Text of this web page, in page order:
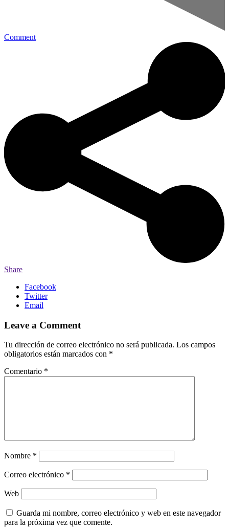
Comment
Share
Facebook
Twitter
Email
Leave a Comment
Tu dirección de correo electrónico no será publicada. Los campos
obligatorios están marcados con *
Comentario *
Nombre *
Correo electrónico *
Web
Guarda mi nombre, correo electrónico y web en este navegador
para la próxima vez que comente.